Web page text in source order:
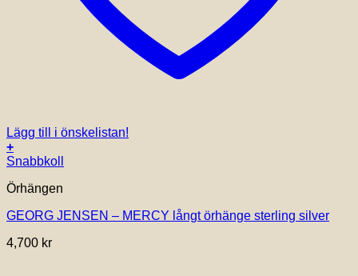
Lägg till i önskelistan!
+
Snabbkoll
Örhängen
GEORG JENSEN – MERCY långt örhänge sterling silver
4,700 kr